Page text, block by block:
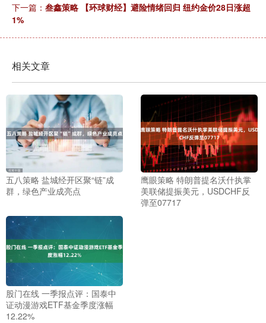
下一篇： 叁鑫策略 【环球财经】避险情绪回归 纽约金价28日涨超
1%
相关文章
五八策略 盐城经开区聚“链”成
群，绿色产业成亮点
鹰眼策略 特朗普提名沃什执掌
美联储提振美元，USDCHF反
弹至07717
股门在线 一季报点评：国泰中
证动漫游戏ETF基金季度涨幅
12.22%